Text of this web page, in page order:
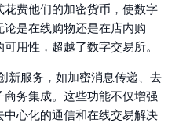
费他们的加密货币，使数字
是在线购物还是在店内购
用性，超越了数字交易所。
新服务，如加密消息传递、去
务集成。这些功能不仅增强
心化的通信和在线交易解决